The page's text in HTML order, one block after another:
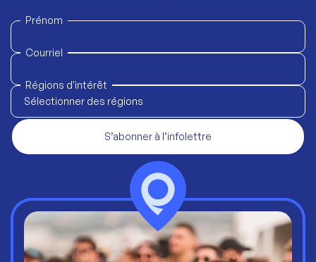
Prénom
Courriel
Régions d'intérêt
Sélectionner des régions
S’abonner à l’infolettre